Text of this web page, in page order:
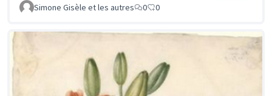
Simone Gisèle et les autres
0 0